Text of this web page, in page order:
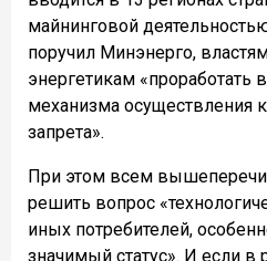
майнинговой
поручил Минэнерго,
энергетикам «проработать
механизма осуществления
запрета».
При этом всем
решить вопрос
иных потребителей,
значимый статус». И если в